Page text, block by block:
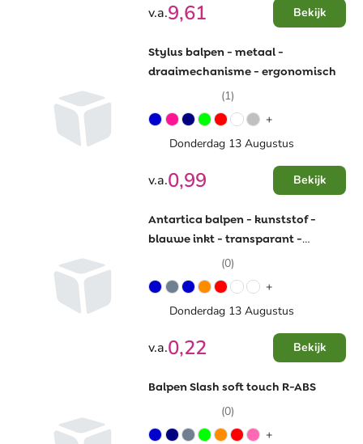
v.a.9,61 Bekijk
Stylus balpen - metaal -
draaimechanisme - ergonomisch
(1)
+
Donderdag 13 Augustus
v.a.0,99 Bekijk
Antartica balpen - kunststof -
blauwe inkt - transparant -
(0)
+
Donderdag 13 Augustus
v.a.0,22 Bekijk
Balpen Slash soft touch R-ABS
(0)
+